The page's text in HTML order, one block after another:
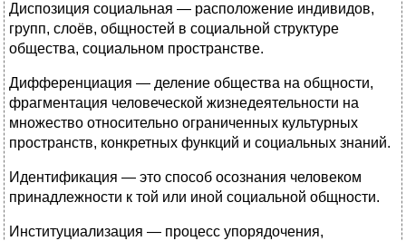
Диспозиция социальная — расположение индивидов,
групп, слоёв, общностей в социальной структуре
общества, социальном пространстве.
Дифференциация — деление общества на общности,
фрагментация человеческой жизнедеятельности на
множество относительно ограниченных культурных
пространств, конкретных функций и социальных знаний.
Идентификация — это способ осознания человеком
принадлежности к той или иной социальной общности.
Институциализация — процесс упорядочения,